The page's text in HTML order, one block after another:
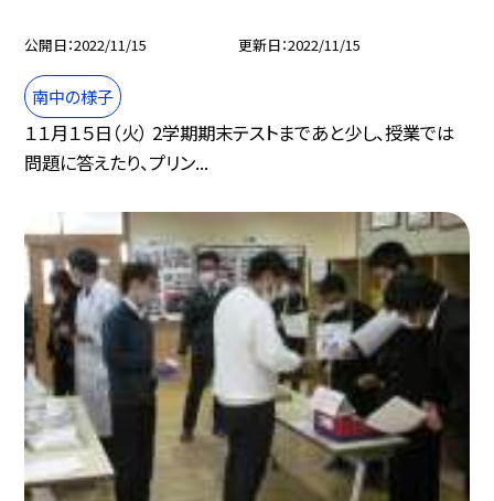
公開日 2022/11/15 更新日 2022/11/15
南中の様子
１１月１５日（火） 2学期期末テストまであと少し、授業では
問題に答えたり、プリン...